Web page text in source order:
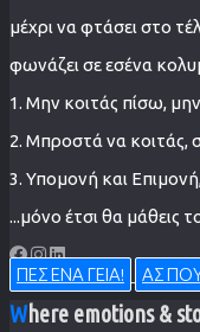
μέχρι να φτάσει στο
φωνάζει σε εσένα
1. Μην κοιτάς πίσω,
2. Μπροστά να κοιτάς,
3. Υπομονή και
...μόνο έτσι θα
ΠΕΣ ΕΝΑ ΓΕΙΑ! ΑΣ
Where emotions &